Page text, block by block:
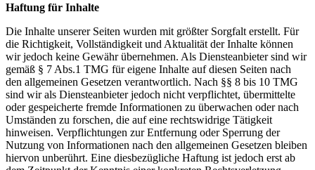
Haftung für Inhalte
Die Inhalte unserer Seiten wurden mit größter Sorgfalt erstellt. Für
die Richtigkeit, Vollständigkeit und Aktualität der Inhalte können
wir jedoch keine Gewähr übernehmen. Als Diensteanbieter sind wir
gemäß § 7 Abs.1 TMG für eigene Inhalte auf diesen Seiten nach
den allgemeinen Gesetzen verantwortlich. Nach §§ 8 bis 10 TMG
sind wir als Diensteanbieter jedoch nicht verpflichtet, übermittelte
oder gespeicherte fremde Informationen zu überwachen oder nach
Umständen zu forschen, die auf eine rechtswidrige Tätigkeit
hinweisen. Verpflichtungen zur Entfernung oder Sperrung der
Nutzung von Informationen nach den allgemeinen Gesetzen bleiben
hiervon unberührt. Eine diesbezügliche Haftung ist jedoch erst ab